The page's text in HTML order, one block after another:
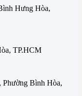
Hưng Hòa,
TP.HCM
Bình Hòa,